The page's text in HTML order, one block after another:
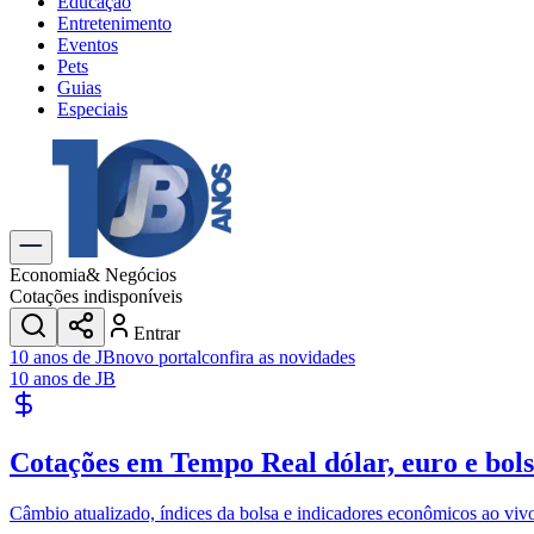
Entretenimento
Eventos
Pets
Guias
Especiais
Explore Tudo
Últimas Notícias
Previsão do Tempo
Trânsito e Rotas
Dia a Dia & Lazer
Transportes
Gastronomia
Cinema & Shows
JogosNovo
Para Sua Empresa
Cadastrar Empresa
Divulgar VagasNovo
Publicidade Legal
Economia& Negócios
Cotações indisponíveis
Entrar
10 anos de JBnovo portalconfira as novidades
10 anos de JB
Cotações em Tempo Real dólar, euro e
Câmbio atualizado, índices da bolsa e indicadores econômicos ao